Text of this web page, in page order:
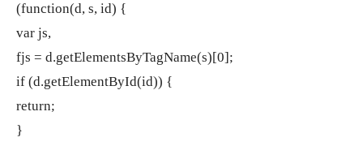
(function(d, s, id) {
var js,
fjs = d.getElementsByTagName(s)[0];
if (d.getElementById(id)) {
return;
}